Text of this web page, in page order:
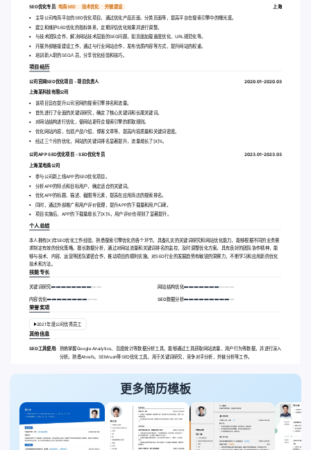
SEO优化专员
电商SEO 技术优化 外链建设
上海
主导公司电商平台的SEO优化项目，通过优化产品页面、分类页面等，提高平台在搜索引擎中的曝光度。
建立和维护SEO优化的指标体系，定期评估优化效果并进行调整。
与技术团队合作，解决网站技术层面的SEO问题，如页面加载速度优化、URL规范化等。
开展外部链接建设工作，通过与行业网站合作、发布优质内容等方式，提升网站的权重。
培训新入职的SEO人员，分享优化经验和技巧。
项目经历
公司官网SEO优化项目 - 项目负责人 2020.01-2020.03
上海某科技有限公司
该项目旨在提升公司官网的搜索引擎排名和流量。
首先进行了全面的关键词研究，确定了核心关键词和长尾关键词。
对网站结构进行优化，使网站更符合搜索引擎的抓取规则。
优化网站内容，包括产品介绍、博客文章等，提高内容质量和关键词密度。
经过三个月的优化，网站的关键词排名显著提升，流量增长了[X]%。
公司APP SEO优化项目 - SEO优化专员
2023.01-2023.03
上海某电商公司
参与公司新上线APP的SEO优化项目。
分析APP的特点和目标用户，确定适合的关键词。
优化APP的标题、描述、截图等元素，提高在应用商店的搜索排名。
同时，通过外部推广和用户评价管理，提升APP的下载量和用户口碑。
项目实施后，APP的下载量增长了[X]%，用户评价也得到了显著提升。
个人总结
本人拥有[X]年SEO优化工作经验，熟悉搜索引擎优化的各个环节。具备扎实的关键词研究和网站优化能力，能够根据不同的业务需
求制定有效的优化策略。擅长数据分析，通过对网站流量和关键词排名的监控，及时调整优化方案。具有良好的团队协作精神，能
够与技术、内容、运营等团队紧密合作，推动项目的顺利实施。对SEO行业的发展趋势有敏锐的洞察力，不断学习和应用新的优化
技术和方法。
技能专长
关键词研究 网站结构优化
内容优化 SEO数据分析
荣誉奖项
2021年度公司优秀员工
其他信息
SEO工具使用: 熟练掌握Google Analytics、百度统计等数据分析工具，能够通过工具获取网站流量、用户行为等数据，并进行深入
分析。熟悉Ahrefs、SEMrush等SEO优化工具，用于关键词研究、竞争对手分析、外链分析等工作。
更多简历模板